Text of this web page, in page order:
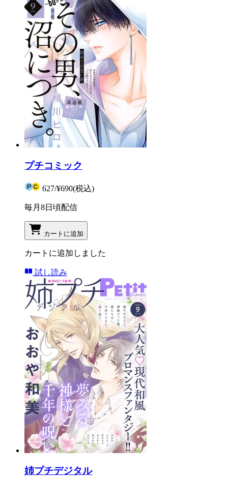
プチコミック
627/¥690(税込)
毎月8日頃配信
カートに追加
カートに追加しました
試し読み
姉プチデジタル